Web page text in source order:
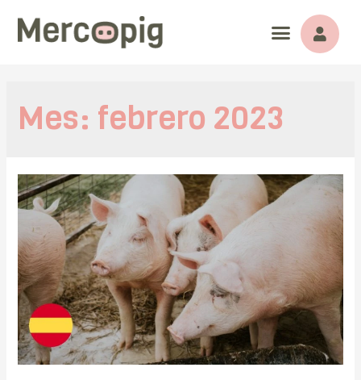
Mes: febrero 2023